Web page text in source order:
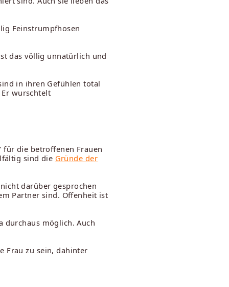
Feinstrumpfhosen
das völlig unnatürlich und
in ihren Gefühlen total
wurschtelt
für die betroffenen Frauen
sind die Gründe der
darüber gesprochen
Partner sind. Offenheit ist
durchaus möglich. Auch
Frau zu sein, dahinter